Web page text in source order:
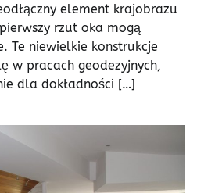
element krajobrazu
rzut oka mogą
Te niewielkie konstrukcje
w pracach geodezyjnych,
dla dokładności […]